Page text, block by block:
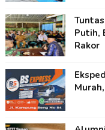
Putih,
Rakor